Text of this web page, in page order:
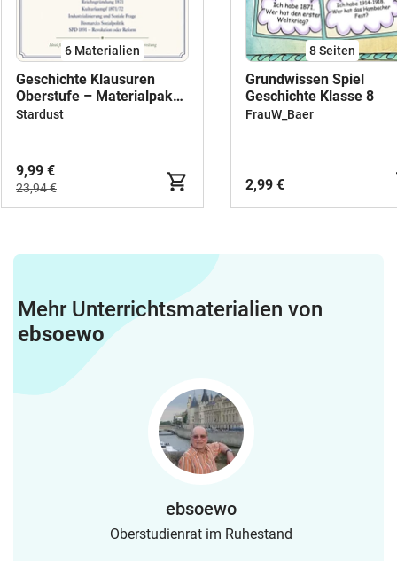
6 Materialien
Geschichte Klausuren
Oberstufe – Materialpaket
Deutsches Kaiserreich
Stardust
9,99 €
23,94 €
8Seiten
Grundwissen Spiel
Geschichte Klasse 8
FrauW_Baer
2,99 €
Mehr Unterrichtsmaterialien von
ebsoewo
ebsoewo
Oberstudienrat im Ruhestand